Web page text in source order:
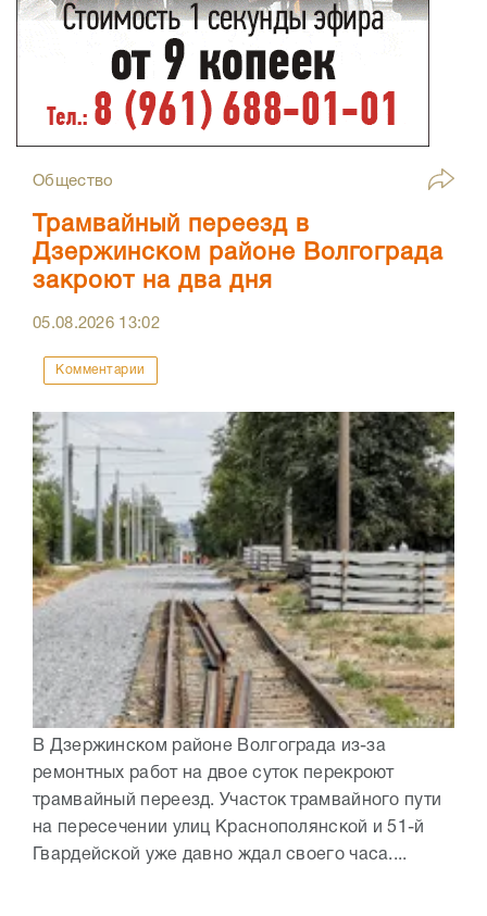
Общество
Трамвайный переезд в
Дзержинском районе Волгограда
закроют на два дня
05.08.2026 13:02
Комментарии
В Дзержинском районе Волгограда из-за
ремонтных работ на двое суток перекроют
трамвайный переезд. Участок трамвайного пути
на пересечении улиц Краснополянской и 51-й
Гвардейской уже давно ждал своего часа....